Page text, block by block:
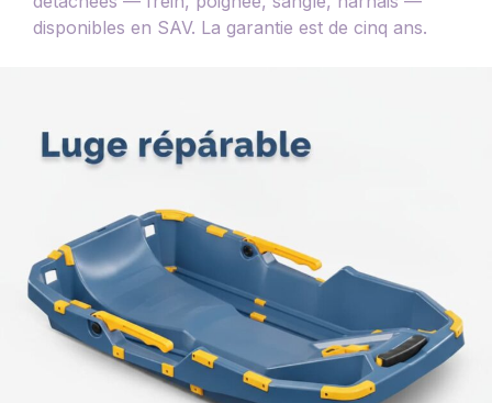
disponibles en SAV. La garantie est de cinq ans.